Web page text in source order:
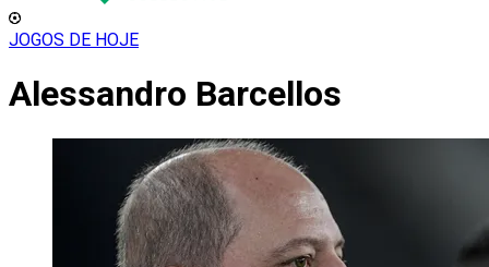
JOGOS DE HOJE
Alessandro Barcellos